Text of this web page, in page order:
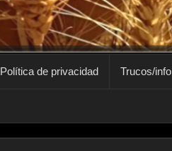
Política de privacidad Trucos/info